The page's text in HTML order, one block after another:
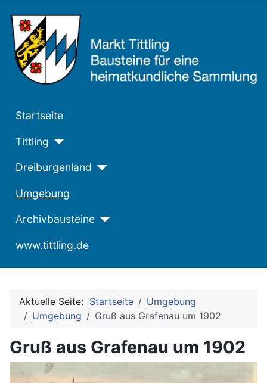
Startseite
Tittling
Dreiburgenland
Umgebung
Archivbausteine
www.tittling.de
Aktuelle Seite: Startseite
Umgebung
Umgebung
Gruß aus Grafenau um 1902
Gruß aus Grafenau um 1902